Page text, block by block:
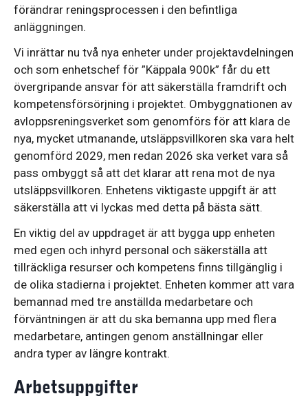
förändrar reningsprocessen i den befintliga
anläggningen.
Vi inrättar nu två nya enheter under projektavdelningen
och som enhetschef för ”Käppala 900k” får du ett
övergripande ansvar för att säkerställa framdrift och
kompetensförsörjning i projektet. Ombyggnationen av
avloppsreningsverket som genomförs för att klara de
nya, mycket utmanande, utsläppsvillkoren ska vara helt
genomförd 2029, men redan 2026 ska verket vara så
pass ombyggt så att det klarar att rena mot de nya
utsläppsvillkoren. Enhetens viktigaste uppgift är att
säkerställa att vi lyckas med detta på bästa sätt.
En viktig del av uppdraget är att bygga upp enheten
med egen och inhyrd personal och säkerställa att
tillräckliga resurser och kompetens finns tillgänglig i
de olika stadierna i projektet. Enheten kommer att vara
bemannad med tre anställda medarbetare och
förväntningen är att du ska bemanna upp med flera
medarbetare, antingen genom anställningar eller
andra typer av längre kontrakt.
Arbetsuppgifter